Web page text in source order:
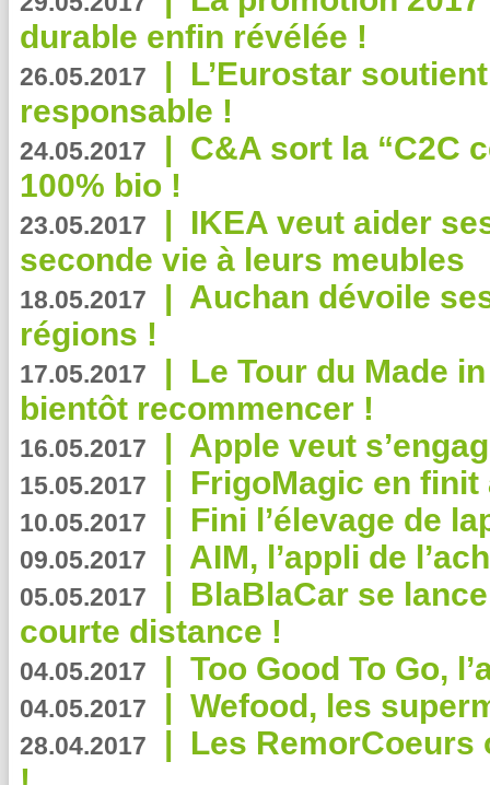
durable enfin révélée !
26.05.2017 | L’Eurostar
responsable !
24.05.2017 | C&A sort la “C2C
100% bio !
23.05.2017 | IKEA veut aider
seconde vie à leurs meubles
18.05.2017 | Auchan dévoile
régions !
17.05.2017 | Le Tour du Made
bientôt recommencer !
16.05.2017 | Apple veut
15.05.2017 | FrigoMagic en
10.05.2017 | Fini l’élevage de
09.05.2017 | AIM, l’appli de
05.05.2017 | BlaBlaCar se
courte distance !
04.05.2017 | Too Good To Go,
04.05.2017 | Wefood, les
28.04.2017 | Les RemorCoeurs